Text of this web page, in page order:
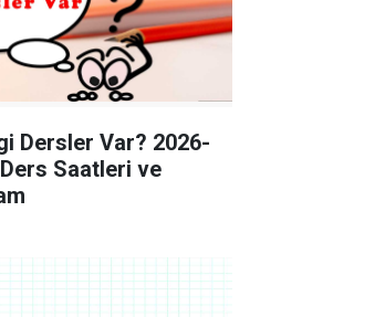
Dersler Var? 2026-
Saatleri ve